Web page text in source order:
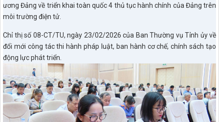
ương Đảng về triển khai toàn quốc 4 thủ tục hành chính của Đảng trên
môi trường điện tử.
Chỉ thị số 08-CT/TU, ngày 23/02/2026 của Ban Thường vụ Tỉnh ủy về
đổi mới công tác thi hành pháp luật, ban hành cơ chế, chính sách tạo
động lực phát triển.